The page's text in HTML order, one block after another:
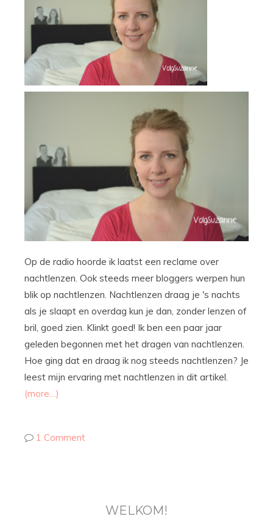
Op de radio hoorde ik laatst een reclame over
nachtlenzen. Ook steeds meer bloggers werpen hun
blik op nachtlenzen. Nachtlenzen draag je 's nachts
als je slaapt en overdag kun je dan, zonder lenzen of
bril, goed zien. Klinkt goed! Ik ben een paar jaar
geleden begonnen met het dragen van nachtlenzen.
Hoe ging dat en draag ik nog steeds nachtlenzen? Je
leest mijn ervaring met nachtlenzen in dit artikel.
(more…)
1 Comment
WELKOM!